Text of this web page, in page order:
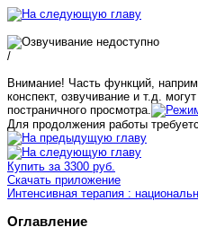
/
Внимание! Часть функций,
конспект, озвучивание и т.д.
постраничного просмотра.
Для продолжения работы
Купить за 3300 руб.
Скачать приложение
Интенсивная терапия :
Оглавление